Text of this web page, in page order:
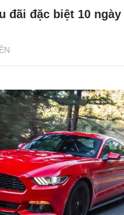
đãi đặc biệt 10